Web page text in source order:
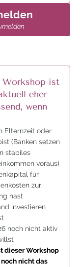
Workshop ist
eher
wenn
Elternzeit oder
(Banken setzen
stabiles
voraus)
für
zur
hast
investieren
noch nicht aktiv
dieser Workshop
nicht das